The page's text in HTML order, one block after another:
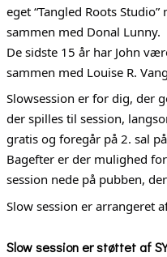
eget “Tangled Roots
sammen med Donal Lunny.
De sidste 15 år har John
sammen med Louise R.
Slowsession er for dig, der
der spilles til session,
gratis og foregår på 2. sal
Bagefter er der mulighed
session nede på pubben,
Slow session er arrangeret
Slow session er støttet af